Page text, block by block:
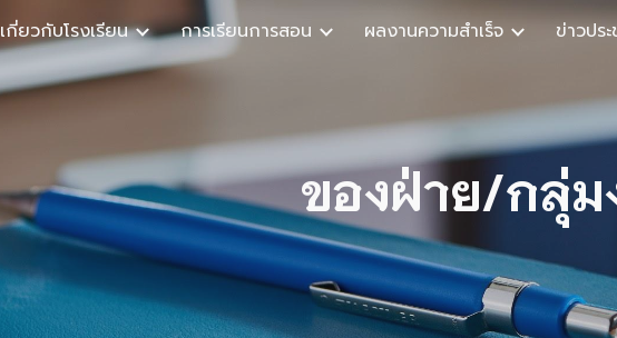
Skip to main content Skip to
เกี่ยวกับโรงเรียน การเรียนการสอน ผลงานความสำเร็จ ข่าวปร
ของฝ่าย/กลุ่ม